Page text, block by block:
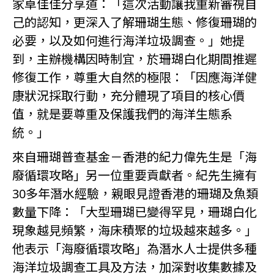
家卓佳佳分享道：「這次活動讓我重新審視自
己的認知，更深入了解珊瑚生態、修復珊瑚的
必要，以及如何進行海洋垃圾調查。」她提
到，主辦機構因時制宜，於珊瑚白化期間推遲
修復工作，尊重大自然的極限：「因應海洋健
康狀況採取行動，充分體現了項目的核心價
值，就是要尊重及保護我們的海洋生態系
統。」
來自珊瑚普查基金－香港的紀力偉先生是「海
廢循環攻略」另一位重要貢獻者。紀先生擁有
30多年潛水經驗，親眼見證香港的珊瑚及魚類
數量下降：「大型珊瑚已變得罕見，珊瑚白化
現象越見頻繁，海床積聚的垃圾越來越多。」
他表示「海廢循環攻略」為潛水人士提供多種
海洋垃圾調查工具及方法，加深對收集數據及